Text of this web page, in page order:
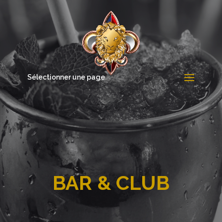
Sélectionner une page
BAR & CLUB